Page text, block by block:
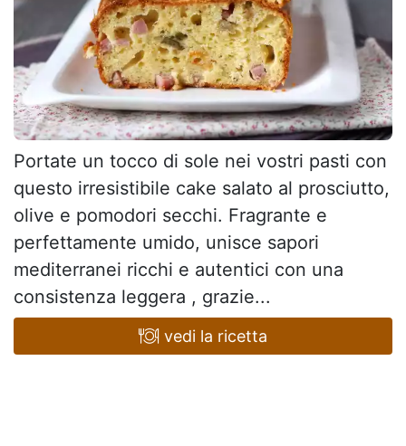
Portate un tocco di sole nei vostri pasti con
questo irresistibile cake salato al prosciutto,
olive e pomodori secchi. Fragrante e
perfettamente umido, unisce sapori
mediterranei ricchi e autentici con una
consistenza leggera , grazie...
vedi la ricetta